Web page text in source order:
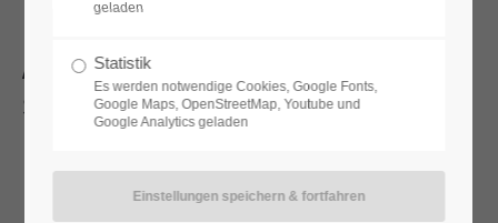
Kontakt zu unserer Schule
Senefelder-Schule Treuchtlingen
Staatliche kooperative Gesamtschule
Bgm.-Döbler-Allee 3
91757 Treuchtlingen
Abschlüsse an der Senefelder-
Schule
geladen
Statistik
Es werden notwendige Cookies, Google Fonts,
Google Maps, OpenStreetMap, Youtube und
Google Analytics geladen